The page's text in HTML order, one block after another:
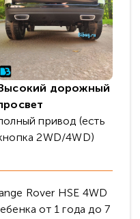
дорожный
привод (есть
2WD/4WD)
Rover HSE 4WD
от 1 года до 7